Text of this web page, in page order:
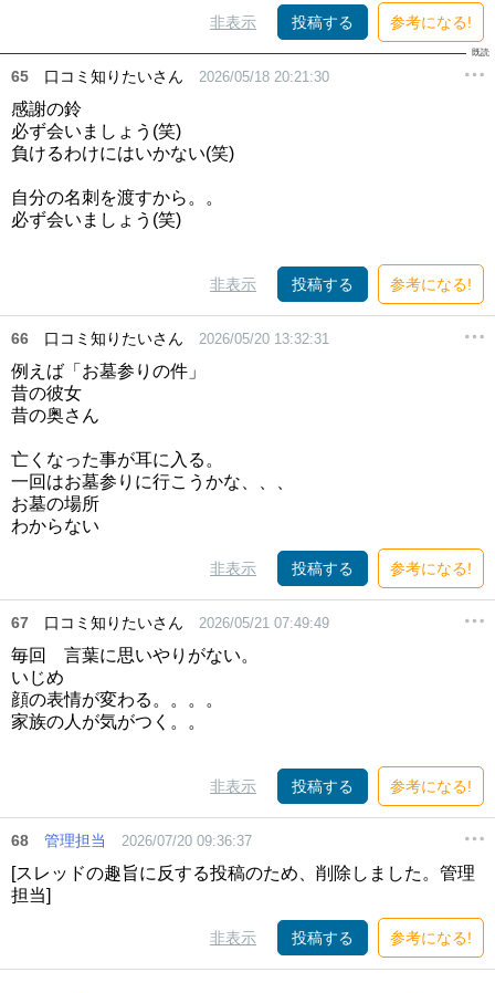
非表示 投稿する 参考になる!
65 口コミ知りたいさん 2026/05/18 20:21:30
感謝の鈴
必ず会いましょう(笑)
負けるわけにはいかない(笑)
自分の名刺を渡すから。。
必ず会いましょう(笑)
非表示 投稿する 参考になる!
66 口コミ知りたいさん 2026/05/20 13:32:31
例えば「お墓参りの件」
昔の彼女
昔の奥さん
亡くなった事が耳に入る。
一回はお墓参りに行こうかな、、、
お墓の場所
わからない
非表示 投稿する 参考になる!
67 口コミ知りたいさん 2026/05/21 07:49:49
毎回 言葉に思いやりがない。
いじめ
顔の表情が変わる。。。。
家族の人が気がつく。。
非表示 投稿する 参考になる!
68 管理担当 2026/07/20 09:36:37
[スレッドの趣旨に反する投稿のため、削除しました。管理
担当]
非表示 投稿する 参考になる!